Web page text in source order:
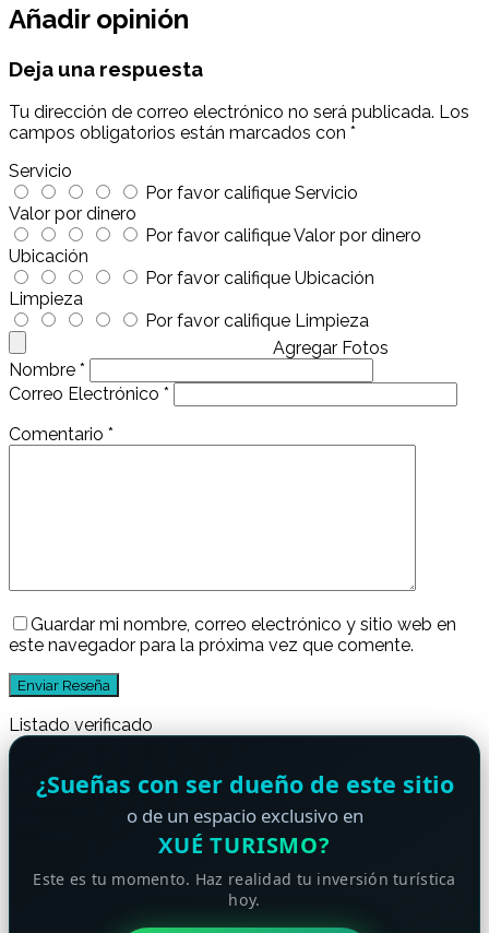
Añadir opinión
Deja una respuesta
Tu dirección de correo electrónico no será publicada. Los
campos obligatorios están marcados con *
Servicio
Por favor califique Servicio
Valor por dinero
Por favor califique Valor por dinero
Ubicación
Por favor califique Ubicación
Limpieza
Por favor califique Limpieza
Agregar Fotos
Nombre *
Correo Electrónico *
Comentario *
Guardar mi nombre, correo electrónico y sitio web en
este navegador para la próxima vez que comente.
Listado verificado
¿Sueñas con ser dueño de este sitio
o de un espacio exclusivo en
XUÉ TURISMO?
Este es tu momento. Haz realidad tu inversión turística
hoy.